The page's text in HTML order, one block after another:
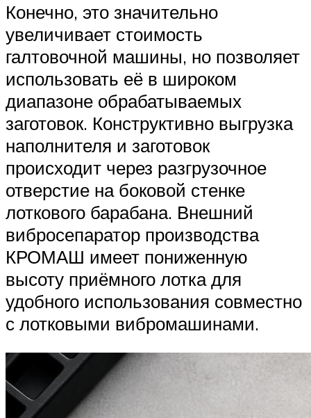
Конечно, это значительно
увеличивает стоимость
галтовочной машины, но позволяет
использовать её в широком
диапазоне обрабатываемых
заготовок. Конструктивно выгрузка
наполнителя и заготовок
происходит через разгрузочное
отверстие на боковой стенке
лоткового барабана. Внешний
вибросепаратор производства
КРОМАШ имеет пониженную
высоту приёмного лотка для
удобного использования совместно
с лотковыми вибромашинами.